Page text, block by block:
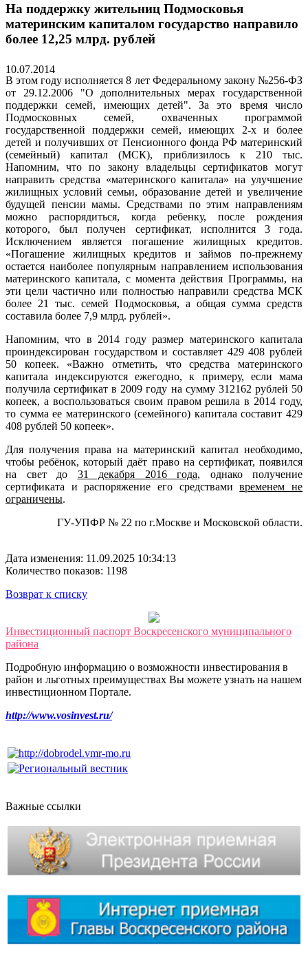
На поддержку жительниц Подмосковья
материнским капиталом государство направило
более 12,25 млрд. рублей
10.07.2014
В этом году исполняется 8 лет Федеральному закону №256-ФЗ
от 29.12.2006 "О дополнительных мерах государственной
поддержки семей, имеющих детей". За это время число
Подмосковных семей, охваченных программой
государственной поддержки семей, имеющих 2-х и более
детей и получивших от Пенсионного фонда РФ материнский
(семейный) капитал (МСК), приблизилось к 210 тыс.
Напомним, что по закону владельцы сертификатов могут
направить средства «материнского капитала» на улучшение
жилищных условий семьи, образование детей и увеличение
будущей пенсии мамы. Средствами по этим направлениям
можно распорядиться, когда ребенку, после рождения
которого, был получен сертификат, исполнится 3 года.
Исключением является погашение жилищных кредитов.
«Погашение жилищных кредитов и займов по-прежнему
остается наиболее популярным направлением использования
материнского капитала, с момента действия Программы, на
эти цели частично или полностью направили средства МСК
более ­­­21 тыс. семей Подмосковья, а общая сумма средств
составила более 7,9 млрд. рублей».
Напомним, что в 2014 году размер материнского капитала
проиндексирован государством и составляет 429 408 рублей
50 копеек. «Важно отметить, что средства материнского
капитала индексируются ежегодно, к примеру, если мама
получила сертификат в 2009 году на сумму 312162 рублей 50
копеек, а воспользоваться своим правом решила в 2014 году,
то сумма ее материнского (семейного) капитала составит 429
408 рублей 50 копеек».
Для получения права на материнский капитал необходимо,
чтобы ребёнок, который даёт право на сертификат, появился
на свет до 31 декабря 2016 года, однако получение
сертификата и распоряжение его средствамивременем не
ограничены.
ГУ-УПФР № 22 по г.Москве и Московской области.
Дата изменения: 11.09.2025 10:34:13
Количество показов: 1198
Возврат к списку
Инвестиционный паспорт Воскресенского муниципального
района
Подробную информацию о возможности инвестирования в
район и льготных преимуществах Вы можете узнать на нашем
инвестиционном Портале.
http://www.vosinvest.ru/
Важные ссылки